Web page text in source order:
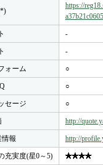
https://
-
-
ォーム ○
○
セージ ○
http://
情報 http://
充実度(星0～5)